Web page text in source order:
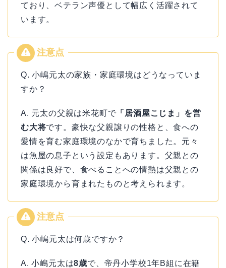
ており、ベテラン声優として幅広く活躍されて
います。
Q. 小嶋元太の家族・家庭環境はどうなっていま
すか？
A. 元太の父親は米花町で 「居酒屋こじま」を営
む大将です。豪快な父親譲りの性格と、食への
愛情を育む家庭環境のなかで育ちました。元々
は魚屋の息子という設定もあります。父親との
関係は良好で、食べることへの情熱は父親との
家庭環境から育まれたものと考えられます。
Q. 小嶋元太は何歳ですか？
A. 小嶋元太は8歳で、帝丹小学校1年B組に在籍